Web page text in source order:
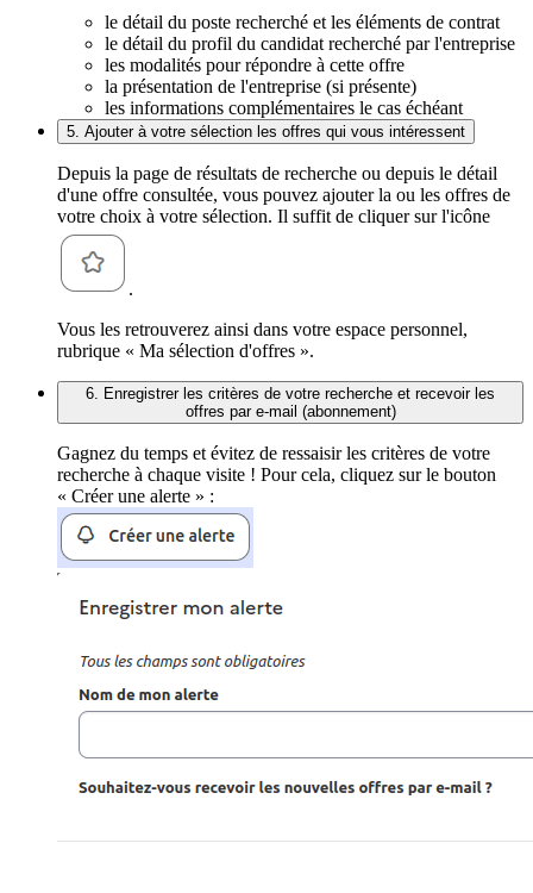
le détail du poste recherché et les éléments de contrat
le détail du profil du candidat recherché par l'entreprise
les modalités pour répondre à cette offre
la présentation de l'entreprise (si présente)
les informations complémentaires le cas échéant
5. Ajouter à votre sélection les offres qui vous intéressent
Depuis la page de résultats de recherche ou depuis le détail
d'une offre consultée, vous pouvez ajouter la ou les offres de
votre choix à votre sélection. Il suffit de cliquer sur l'icône
.
Vous les retrouverez ainsi dans votre espace personnel,
rubrique « Ma sélection d'offres ».
6. Enregistrer les critères de votre recherche et recevoir les
offres par e-mail (abonnement)
Gagnez du temps et évitez de ressaisir les critères de votre
recherche à chaque visite ! Pour cela, cliquez sur le bouton
« Créer une alerte » :